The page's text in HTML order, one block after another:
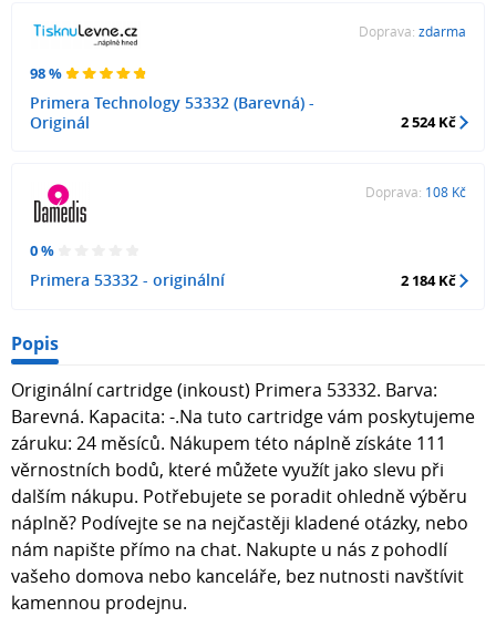
98 %
Primera Technology 53332 (Barevná) -
Originál
Doprava: zdarma
2 524 Kč
0 %
Primera 53332 - originální
Doprava: 108 Kč
2 184 Kč
Popis
Originální cartridge (inkoust) Primera 53332. Barva:
Barevná. Kapacita: -.Na tuto cartridge vám poskytujeme
záruku: 24 měsíců. Nákupem této náplně získáte 111
věrnostních bodů, které můžete využít jako slevu při
dalším nákupu. Potřebujete se poradit ohledně výběru
náplně? Podívejte se na nejčastěji kladené otázky, nebo
nám napište přímo na chat. Nakupte u nás z pohodlí
vašeho domova nebo kanceláře, bez nutnosti navštívit
kamennou prodejnu.